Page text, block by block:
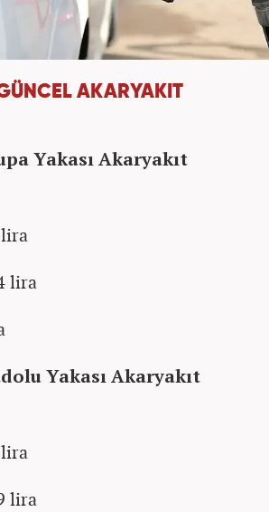
AKARYAKIT
Yakası Akaryakıt
lira
Yakası Akaryakıt
lira